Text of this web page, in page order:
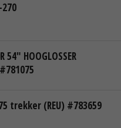
54" HOOGLOSSER
trekker (REU) #783659